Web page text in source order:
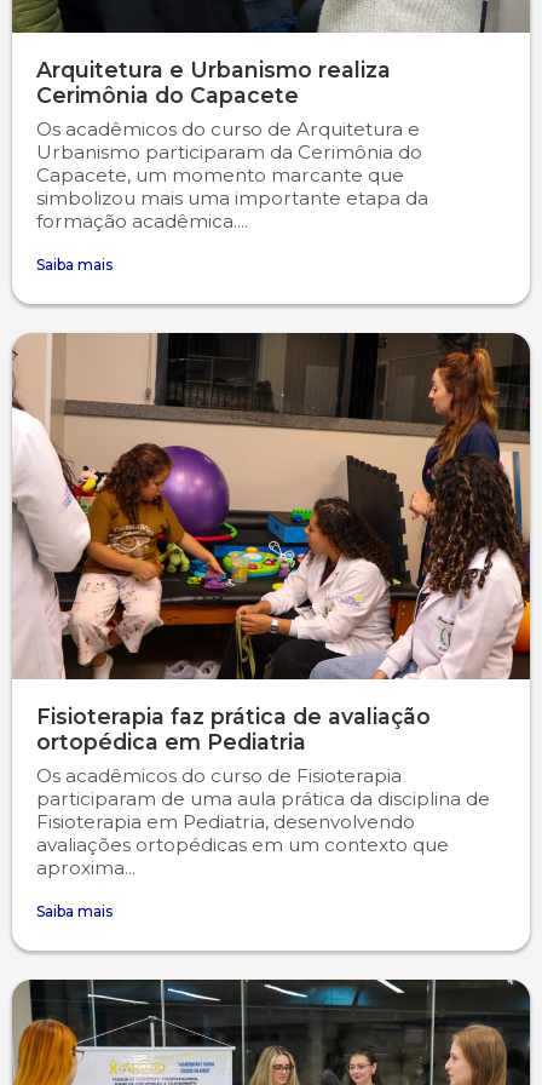
Arquitetura e Urbanismo realiza
Cerimônia do Capacete
Os acadêmicos do curso de Arquitetura e
Urbanismo participaram da Cerimônia do
Capacete, um momento marcante que
simbolizou mais uma importante etapa da
formação acadêmica....
Saiba mais
Fisioterapia faz prática de avaliação
ortopédica em Pediatria
Os acadêmicos do curso de Fisioterapia
participaram de uma aula prática da disciplina de
Fisioterapia em Pediatria, desenvolvendo
avaliações ortopédicas em um contexto que
aproxima...
Saiba mais